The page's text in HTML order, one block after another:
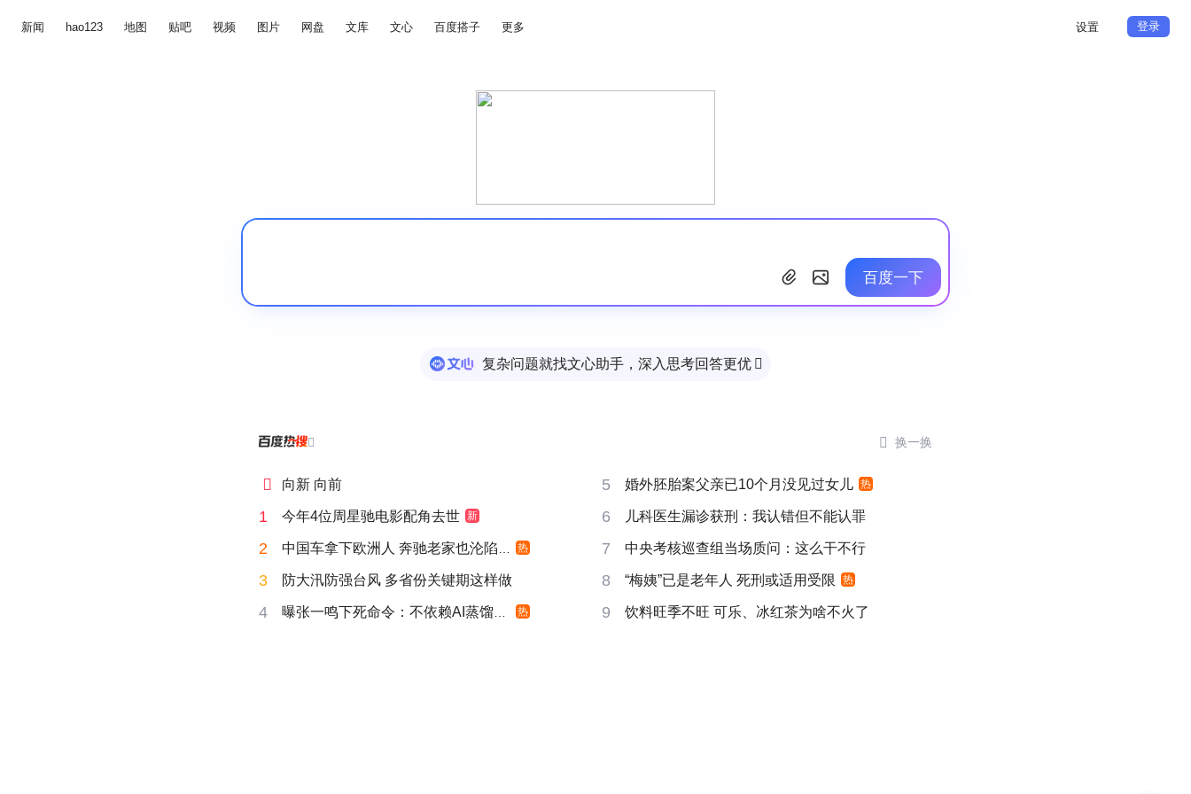
新闻 hao123 地图 贴吧 视频 图片 网盘 文库 文心 百度搭子 更多 设置 登录
百度一下
复杂问题就找文心助手，深入思考回答更优 
  换一换
 向新 向前 5 婚外胚胎案父亲已10个月没见过女儿 热
1 今年4位周星驰电影配角去世 新 6 儿科医生漏诊获刑：我认错但不能认罪
2 中国车拿下欧洲人 奔驰老家也沦陷了 热 7 中央考核巡查组当场质问：这么干不行
3 防大汛防强台风 多省份关键期这样做 8 “梅姨”已是老年人 死刑或适用受限 热
4 曝张一鸣下死命令：不依赖AI蒸馏技术 热 9 饮料旺季不旺 可乐、冰红茶为啥不火了